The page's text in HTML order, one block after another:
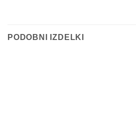
PODOBNI IZDELKI